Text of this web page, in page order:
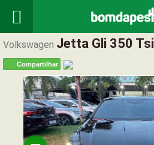

Volkswagen Jetta Gli 350 Tsi
Compartilhar